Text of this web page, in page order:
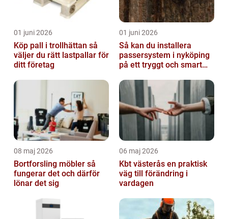
01 juni 2026
Köp pall i trollhättan så
väljer du rätt lastpallar för
ditt företag
01 juni 2026
Så kan du installera
passersystem i nyköping
på ett tryggt och smart
08 maj 2026
Bortforsling möbler så
fungerar det och därför
lönar det sig
06 maj 2026
Kbt västerås en praktisk
väg till förändring i
vardagen